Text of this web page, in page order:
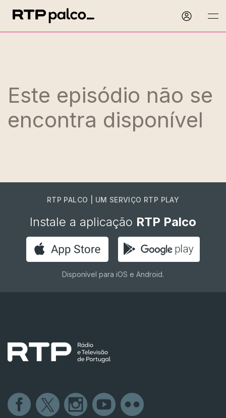
Este episódio não se
encontra disponível
RTP PALCO | UM SERVIÇO RTP PLAY
Instale a aplicação RTP Palco
Disponível para iOS e Android.